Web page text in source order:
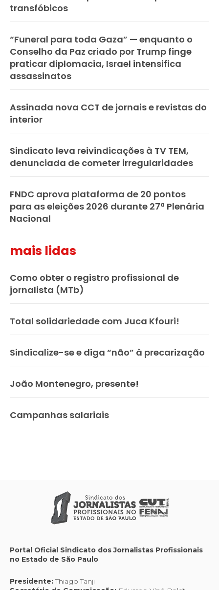
transfóbicos
“Funeral para toda Gaza” — enquanto o
Conselho da Paz criado por Trump finge
praticar diplomacia, Israel intensifica
assassinatos
Assinada nova CCT de jornais e revistas do
interior
Sindicato leva reivindicações à TV TEM,
denunciada de cometer irregularidades
FNDC aprova plataforma de 20 pontos
para as eleições 2026 durante 27ª Plenária
Nacional
mais lidas
Como obter o registro profissional de
jornalista (MTb)
Total solidariedade com Juca Kfouri!
Sindicalize-se e diga “não” à precarização
João Montenegro, presente!
Campanhas salariais
Portal Oficial Sindicato dos Jornalistas Profissionais
no Estado de São Paulo
Presidente:Thiago Tanji